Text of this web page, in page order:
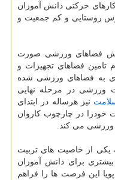
حرکتی دانش آموزان
اغلب مدارس روستایی و کم جمعیت و
فضاهای ورزشی صورت
تامین فضاهای تجهیزات و
ای به فضاهای ورزشی شده
ورزشی در مرحله نهایی
نیز هرساله در ابتدای
خودرا در چارچوب کاروان
می کند.
یکی از خاصیت های تربیت
برای دانش آموزان
این فرصت ها را فراهم